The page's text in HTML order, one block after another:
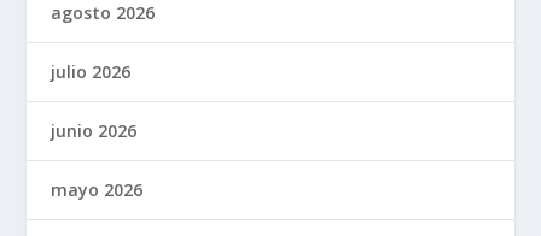
agosto 2026
julio 2026
junio 2026
mayo 2026